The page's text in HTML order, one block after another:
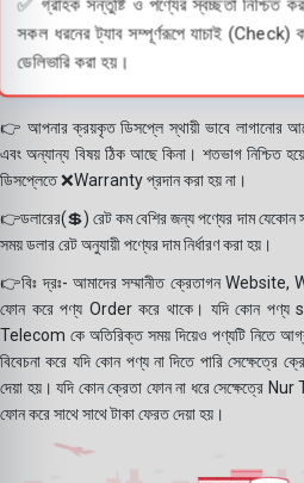
✅ গ্রাহক সন্তুষ্টি ও পণ্যের স্বচ্ছতা নিশ্চিত
সকল ধরনের ট্যাব সম্পূর্ণরূপে যাচাই (Check)
ডেলিভারি করা হয়।
👉 আপনার ক্রয়কৃত ডিসপ্লে স্থায়ী ভাবে লাগানোর
এবং অন্যান্য বিষয় ঠিক আছে কিনা। শতভাগ নিশ্চিত
ডিসপ্লেতে ❌Warranty প্রদান করা হয় না।
👉ডলারের(💲) রেট কম বেশির জন্য পণ্যের দাম যেকোন
সময় ডলার রেট অনুযায়ী পণ্যের দাম নির্ধারণ করা হয়।
👉বিঃ দ্রঃ- আমাদের সম্মানীত ক্রেতাগন
ফোন করে পণ্য Order করে থাকে। যদি কোন পণ্য
Telecom কে অতিরিক্ত সময় দিয়েও পণ্যটি নিতে
বিবেচনা করে যদি কোন পণ্য না দিতে পারি সেক্ষেত্রে
দেয়া হয়। যদি কোন ক্রেতা ফোন না ধরে সেক্ষেত্রে
ফোন করে সাথে সাথে টাকা ফেরত দেয়া হয়।